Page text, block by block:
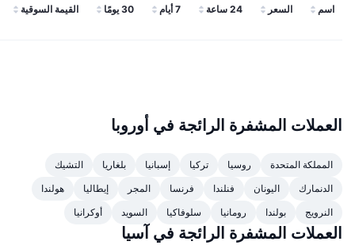
تمت إضافتها حديثًا
الرابحة والخاسرة
مُؤشر الخوف والطمع
مؤشر موسم العملات البديلة
التداول الفوري (spot)
الموارد
الوثائق
اسم السعر 24 ساعة 7 أيام 30 يومًا القيمة السوقية
العملات المشفرة الرائجة في أوروبا
المملكة المتحدة روسيا تركيا إسبانيا بلغاريا
التشيك
الدنمارك
اليونان فنلندا فرنسا المجر إيطاليا
هولندا
النرويج
بولندا رومانيا سلوفاكيا السويد أوكرانيا
العملات المشفرة الرائجة في آسيا